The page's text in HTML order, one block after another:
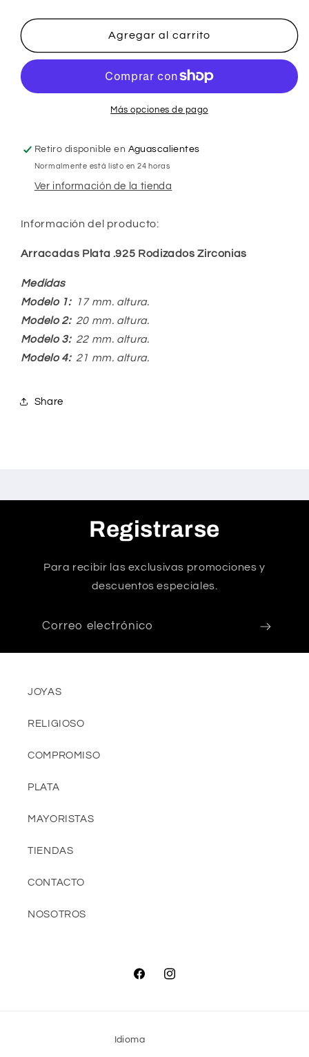
para
Plata
Zirconias
para
Arracadas
Plata
Rodizados
Zirconias
Agregar al carrito
Más opciones de pago
Retiro disponible en Aguascalientes
Normalmente está listo en 24 horas
Ver información de la tienda
Información del producto:
Arracadas Plata .925 Rodizados Zirconias
Medidas
Modelo 1:
17 mm. altura.
Modelo 2: 20 mm. altura.
Modelo 3: 22 mm. altura.
Modelo 4: 21 mm. altura.
Share
Registrarse
Para recibir las exclusivas promociones y
descuentos especiales.
Correo electrónico
JOYAS
RELIGIOSO
COMPROMISO
PLATA
MAYORISTAS
TIENDAS
CONTACTO
NOSOTROS
FacebookInstagram
Idioma